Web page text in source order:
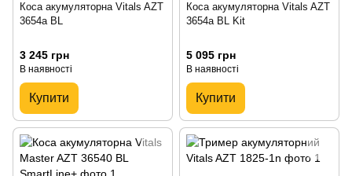
Коса акумуляторна Vitals AZT
3654a BL
3 245 грн
В наявності
Купити
Коса акумуляторна Vitals AZT
3654a BL Kit
5 095 грн
В наявності
Купити